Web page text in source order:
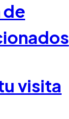
de
visita